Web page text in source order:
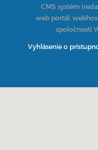
CMS systém
web portál,
spoločnosti
Vyhlásenie o